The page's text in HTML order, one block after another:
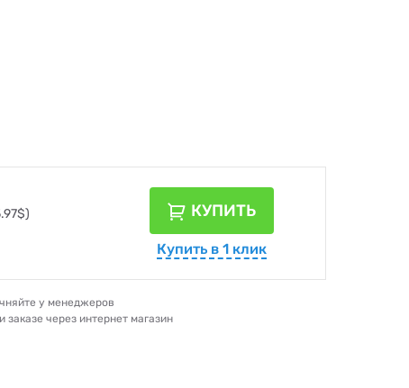
КУПИТЬ
Купить в 1 клик
у менеджеров
заказе через интернет магазин